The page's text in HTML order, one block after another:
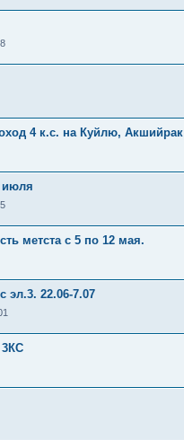
4 к.с. на Куйлю, Акшийрак
июля
метста с 5 по 12 мая.
эл.3. 22.06-7.07